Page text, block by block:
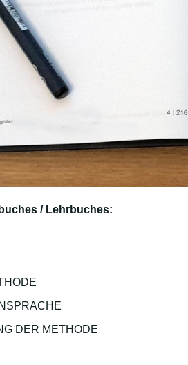
/ Lehrbuches:
DER METHODE